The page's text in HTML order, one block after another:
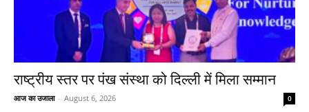
राष्ट्रीय स्तर पर पंख संस्था को दिल्ली में मिला सम्मान
आज का उजाला - August 6, 2026 0